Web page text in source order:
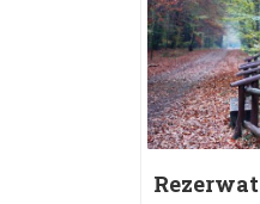
Rezerwat